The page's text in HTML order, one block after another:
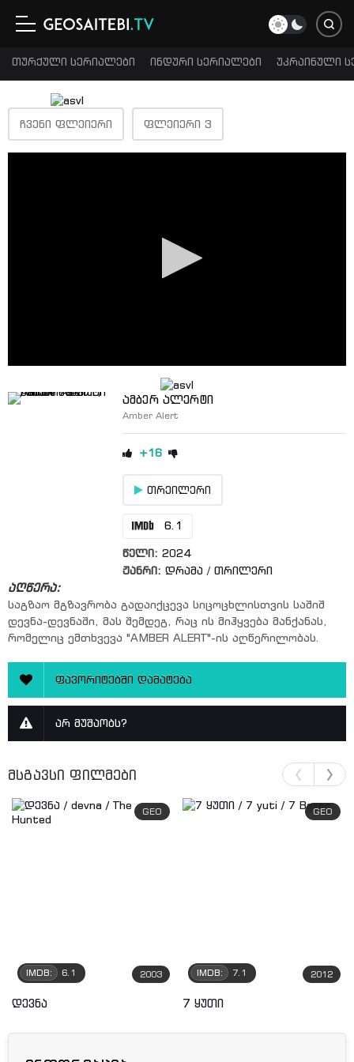
თურქული სერიალები ინდური სერიალები უკრაინული
ᲩᲕᲔᲜᲘ ᲤᲚᲔᲘᲔᲠᲘ ᲤᲚᲔᲘᲔᲠᲘ 3
ამბერ ალერტი
Amber Alert
+16
თრეილერი
6.1
წელი: 2024
ჟანრი: დრამა / თრილერი
აღწერა:
საგზაო მგზავრობა გადაიქცევა სიცოცხლისთვის საშიშ
დევნა-დევნაში, მას შემდეგ, რაც ის მიჰყვება მანქანას,
რომელიც ემთხვევა "AMBER ALERT"-ის აღწერილობას.
ფავორიტებში დამატება
არ მუშაობს?
მსგავსი ფილმები
GEO
2003
IMDB: 6.1
დევნა
GEO
2012
IMDB: 7.1
7 ყუთი